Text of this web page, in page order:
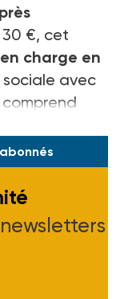
30 €, cet
charge en
avec
comprend